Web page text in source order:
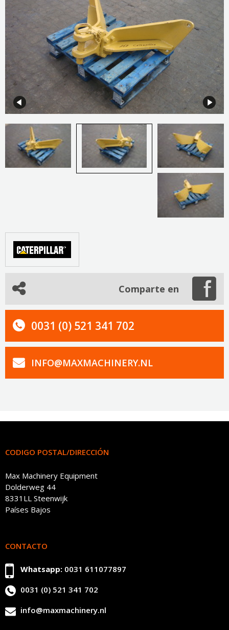
Comparte en
0031 (0) 521 341 702
INFO@MAXMACHINERY.NL
CODIGO POSTAL/DIRECCIÓN
Max Machinery Equipment
Dolderweg 44
8331LL Steenwijk
Países Bajos
CONTACTO
Whatsapp: 0031 611077897
0031 (0) 521 341 702
info@maxmachinery.nl